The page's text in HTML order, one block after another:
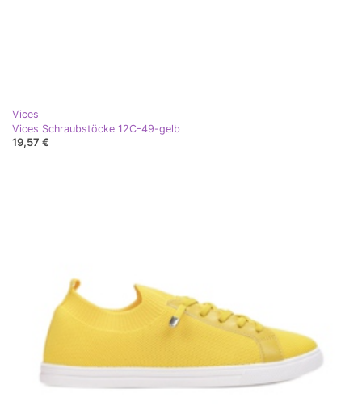
Vices
Vices Schraubstöcke 12C-49-gelb
19,57 €